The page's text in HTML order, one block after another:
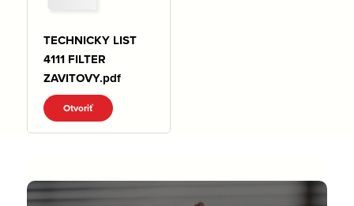
TECHNICKY LIST
4111 FILTER
ZAVITOVY.pdf
Otvoriť